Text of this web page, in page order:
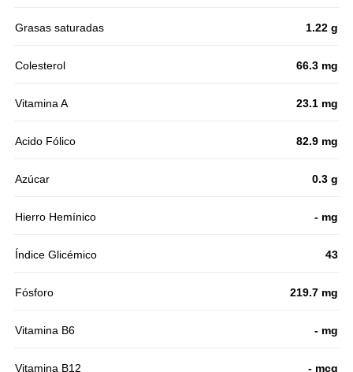
Grasas saturadas 1.22 g
Colesterol 66.3 mg
Vitamina A 23.1 mg
Acido Fólico 82.9 mg
Azúcar 0.3 g
Hierro Hemínico - mg
Índice Glicémico 43
Fósforo 219.7 mg
Vitamina B6 - mg
Vitamina B12 - mcg